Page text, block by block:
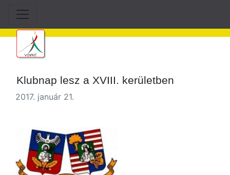
Klubnap lesz a XVIII. kerületben
2017. január 21.